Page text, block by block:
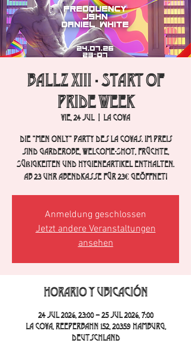
BALLZ XIII - Start of
PRIDE WEEK
vie, 24 jul
  |
La Cova
Die "Men Only" Party des La Covas. Im Preis
sind Garderobe, Welcome-Shot, Früchte,
Süßigkeiten und Hygieneartikel enthalten.
Ab 23 Uhr Abendkasse für 23€ geöffnet!
Anmeldung geschlossen
Jetzt andere Veranstaltungen
ansehen
Horario y ubicación
24 jul 2026, 23:00 – 25 jul 2026, 7:00
La Cova, Reeperbahn 152, 20359 Hamburg,
Deutschland